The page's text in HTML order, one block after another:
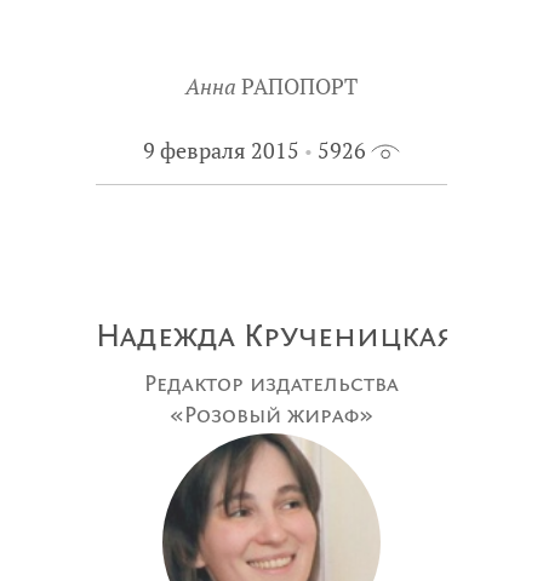
Анна РАПОПОРТ
9 февраля 2015 5926
Надежда Крученицкая
Редактор издательства
«Розовый жираф»